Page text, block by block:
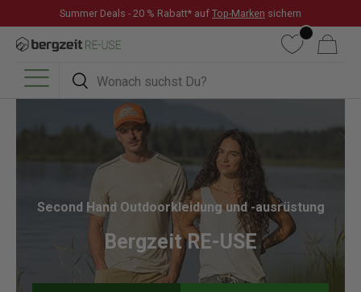
DIREKT ZUM INHALT
Summer Deals - 20 % Rabatt* auf Top-Marken sichern
Suchen
Suchen
WunschlisteWarenkorb
Menü
Second Hand Outdoorkleidung und -ausrüstung
Bergzeit RE-USE